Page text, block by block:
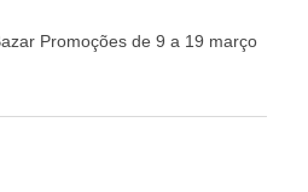
Promoções de 9 a 19 março